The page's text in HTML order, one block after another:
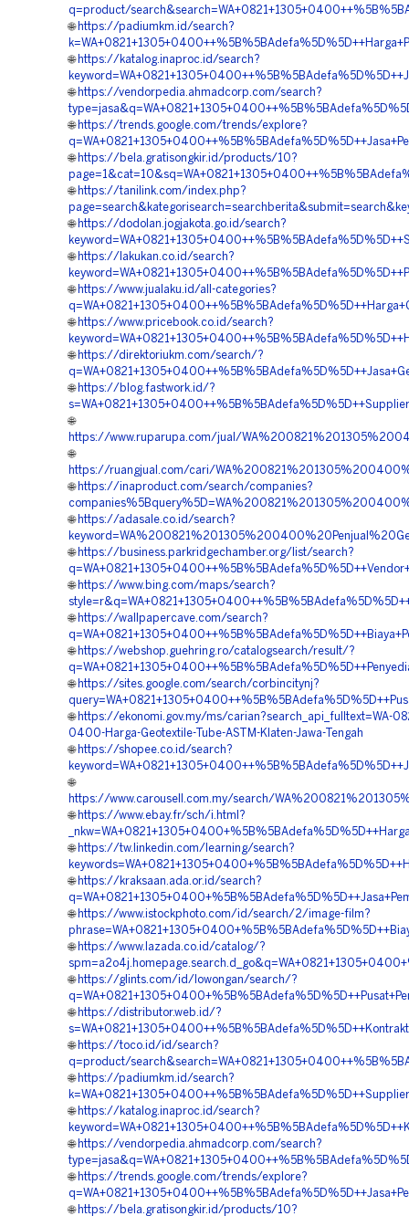
q=product/
🌐 https://padiumkm.id/search?
🌐 https://katalog.inaproc.id/search?
🌐 https://vendorpedia.ahmadcorp.com/search?
🌐 https://trends.google.com/trends/explore?
🌐 https://bela.gratisongkir.id/products/10?
🌐 https://tanilink.com/index.php?
🌐 https://dodolan.jogjakota.go.id/search?
🌐 https://lakukan.co.id/search?
🌐 https://www.jualaku.id/all-categories?
🌐 https://www.pricebook.co.id/search?
🌐 https://direktoriukm.com/search/?
🌐 https://blog.fastwork.id/?
🌐
https://www.ruparupa.com/jual/
🌐
https://ruangjual.com/cari/
🌐 https://inaproduct.com/search/companies?
🌐 https://adasale.co.id/search?
🌐 https://business.parkridgechamber.org/list/search?
🌐 https://www.bing.com/maps/search?
🌐 https://wallpapercave.com/search?
🌐 https://webshop.guehring.ro/catalogsearch/result/?
🌐 https://sites.google.com/search/corbincitynj?
🌐 https://ekonomi.gov.my/ms/carian?search_api_fulltext=WA-
0400-Harga-Geotextile-Tube-ASTM-Klaten-Jawa-Tengah
🌐 https://shopee.co.id/search?
🌐
https://www.carousell.com.my/search/
🌐 https://www.ebay.fr/sch/i.html?
🌐 https://tw.linkedin.com/learning/search?
🌐 https://kraksaan.ada.or.id/search?
🌐 https://www.istockphoto.com/id/search/2/image-film?
🌐 https://www.lazada.co.id/catalog/?
🌐 https://glints.com/id/lowongan/search/?
🌐 https://distributor.web.id/?
🌐 https://toco.id/id/search?
q=product/
🌐 https://padiumkm.id/search?
🌐 https://katalog.inaproc.id/search?
🌐 https://vendorpedia.ahmadcorp.com/search?
🌐 https://trends.google.com/trends/explore?
🌐 https://bela.gratisongkir.id/products/10?